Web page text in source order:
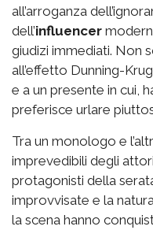
all’arroganza
dell’influencer
giudizi immediati. Non
all’effetto Dunning-
e a un presente in cui,
preferisce urlare
Tra un monologo e
imprevedibili degli
protagonisti della
improvvisate e la
la scena hanno